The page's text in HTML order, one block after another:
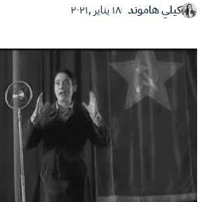
كيلي هاموند ١٨ يناير ,٢٠٢١